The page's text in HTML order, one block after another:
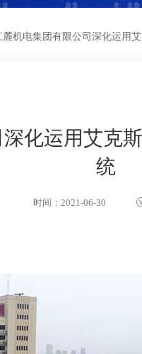
麓机电集团有限公司深化运用
化运用艾克
统
时间：2021-06-30